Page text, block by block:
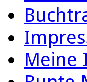
Meine